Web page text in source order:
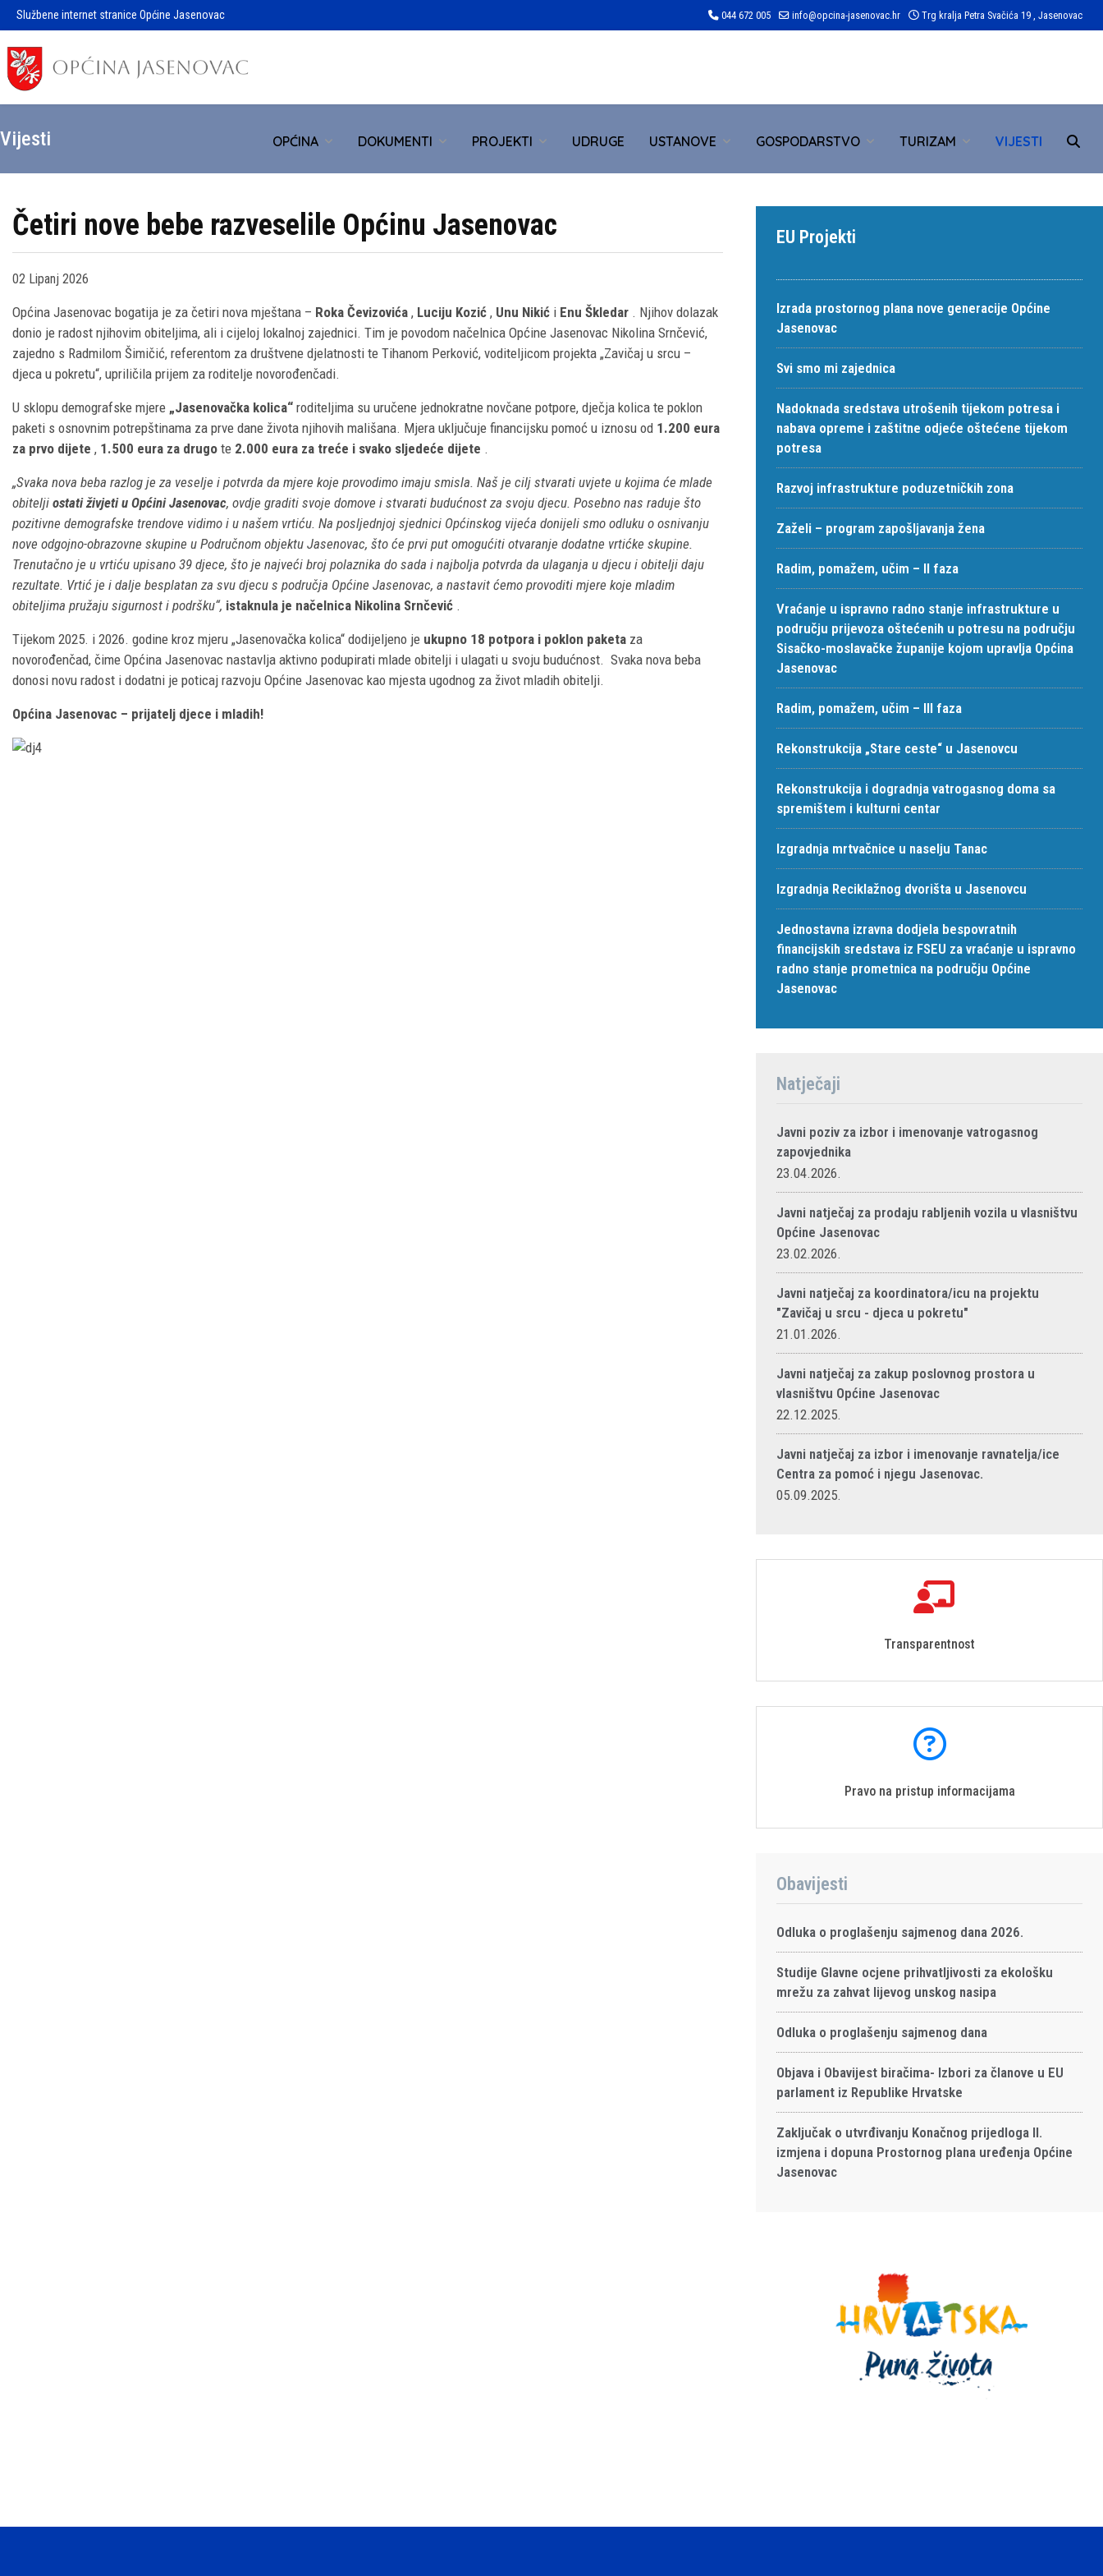
Službene internet stranice Općine Jasenovac 044 672 005 info@opcina-jasenovac.hr Trg kralja Petra Svačića 19 , Jasenovac
OPĆINA DOKUMENTI PROJEKTI UDRUGE USTANOVE GOSPODARSTVO TURIZAM VIJESTI
Vijesti
Četiri nove bebe razveselile Općinu Jasenovac
02 Lipanj 2026
Općina Jasenovac bogatija je za četiri nova mještana – Roka Čevizovića , Luciju Kozić , Unu Nikić i Enu Škledar . Njihov dolazak
donio je radost njihovim obiteljima, ali i cijeloj lokalnoj zajednici. Tim je povodom načelnica Općine Jasenovac Nikolina Srnčević,
zajedno s Radmilom Šimičić, referentom za društvene djelatnosti te Tihanom Perković, voditeljicom projekta „Zavičaj u srcu –
djeca u pokretu“, upriličila prijem za roditelje novorođenčadi.
U sklopu demografske mjere „Jasenovačka kolica“ roditeljima su uručene jednokratne novčane potpore, dječja kolica te poklon
paketi s osnovnim potrepštinama za prve dane života njihovih mališana. Mjera uključuje financijsku pomoć u iznosu od 1.200 eura
za prvo dijete , 1.500 eura za drugo te 2.000 eura za treće i svako sljedeće dijete .
„Svaka nova beba razlog je za veselje i potvrda da mjere koje provodimo imaju smisla. Naš je cilj stvarati uvjete u kojima će mlade
obitelji ostati živjeti u Općini Jasenovac, ovdje graditi svoje domove i stvarati budućnost za svoju djecu. Posebno nas raduje što
pozitivne demografske trendove vidimo i u našem vrtiću. Na posljednjoj sjednici Općinskog vijeća donijeli smo odluku o osnivanju
nove odgojno-obrazovne skupine u Područnom objektu Jasenovac, što će prvi put omogućiti otvaranje dodatne vrtićke skupine.
Trenutačno je u vrtiću upisano 39 djece, što je najveći broj polaznika do sada i najbolja potvrda da ulaganja u djecu i obitelji daju
rezultate. Vrtić je i dalje besplatan za svu djecu s područja Općine Jasenovac, a nastavit ćemo provoditi mjere koje mladim
obiteljima pružaju sigurnost i podršku“, istaknula je načelnica Nikolina Srnčević .
Tijekom 2025. i 2026. godine kroz mjeru „Jasenovačka kolica“ dodijeljeno je ukupno 18 potpora i poklon paketa za
novorođenčad, čime Općina Jasenovac nastavlja aktivno podupirati mlade obitelji i ulagati u svoju budućnost. Svaka nova beba
donosi novu radost i dodatni je poticaj razvoju Općine Jasenovac kao mjesta ugodnog za život mladih obitelji.
Općina Jasenovac – prijatelj djece i mladih!
EU Projekti
Izrada prostornog plana nove generacije Općine
Jasenovac
Svi smo mi zajednica
Nadoknada sredstava utrošenih tijekom potresa i
nabava opreme i zaštitne odjeće oštećene tijekom
potresa
Razvoj infrastrukture poduzetničkih zona
Zaželi – program zapošljavanja žena
Radim, pomažem, učim – II faza
Vraćanje u ispravno radno stanje infrastrukture u
području prijevoza oštećenih u potresu na području
Sisačko-moslavačke županije kojom upravlja Općina
Jasenovac
Radim, pomažem, učim – III faza
Rekonstrukcija „Stare ceste“ u Jasenovcu
Rekonstrukcija i dogradnja vatrogasnog doma sa
spremištem i kulturni centar
Izgradnja mrtvačnice u naselju Tanac
Izgradnja Reciklažnog dvorišta u Jasenovcu
Jednostavna izravna dodjela bespovratnih
financijskih sredstava iz FSEU za vraćanje u ispravno
radno stanje prometnica na području Općine
Jasenovac
Natječaji
Javni poziv za izbor i imenovanje vatrogasnog
zapovjednika
23.04.2026.
Javni natječaj za prodaju rabljenih vozila u vlasništvu
Općine Jasenovac
23.02.2026.
Javni natječaj za koordinatora/icu na projektu
"Zavičaj u srcu - djeca u pokretu"
21.01.2026.
Javni natječaj za zakup poslovnog prostora u
vlasništvu Općine Jasenovac
22.12.2025.
Javni natječaj za izbor i imenovanje ravnatelja/ice
Centra za pomoć i njegu Jasenovac.
05.09.2025.
Transparentnost
Pravo na pristup informacijama
Obavijesti
Odluka o proglašenju sajmenog dana 2026.
Studije Glavne ocjene prihvatljivosti za ekološku
mrežu za zahvat lijevog unskog nasipa
Odluka o proglašenju sajmenog dana
Objava i Obavijest biračima- Izbori za članove u EU
parlament iz Republike Hrvatske
Zaključak o utvrđivanju Konačnog prijedloga II.
izmjena i dopuna Prostornog plana uređenja Općine
Jasenovac